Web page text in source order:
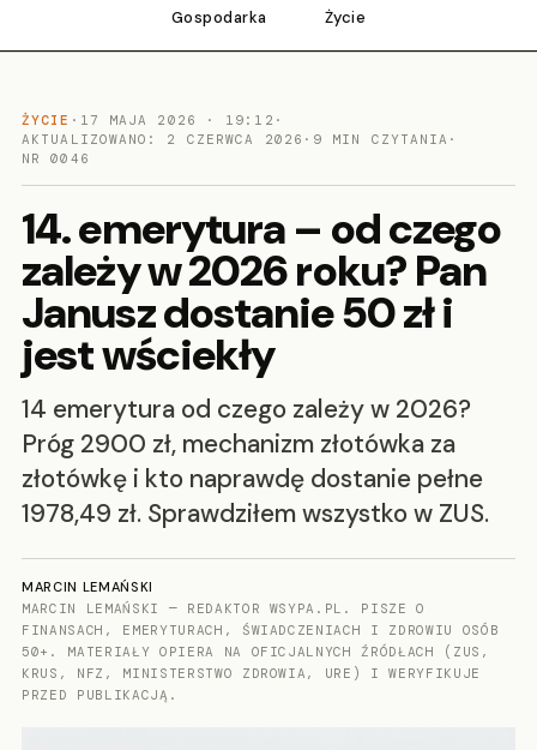
Gospodarka Życie
ŻYCIE · 17 MAJA 2026 · 19:12 ·
AKTUALIZOWANO: 2 CZERWCA 2026 · 9 MIN CZYTANIA ·
NR 0046
14. emerytura – od czego
zależy w 2026 roku? Pan
Janusz dostanie 50 zł i
jest wściekły
14 emerytura od czego zależy w 2026?
Próg 2900 zł, mechanizm złotówka za
złotówkę i kto naprawdę dostanie pełne
1978,49 zł. Sprawdziłem wszystko w ZUS.
MARCIN LEMAŃSKI
MARCIN LEMAŃSKI — REDAKTOR WSYPA.PL. PISZE O
FINANSACH, EMERYTURACH, ŚWIADCZENIACH I ZDROWIU OSÓB
50+. MATERIAŁY OPIERA NA OFICJALNYCH ŹRÓDŁACH (ZUS,
KRUS, NFZ, MINISTERSTWO ZDROWIA, URE) I WERYFIKUJE
PRZED PUBLIKACJĄ.